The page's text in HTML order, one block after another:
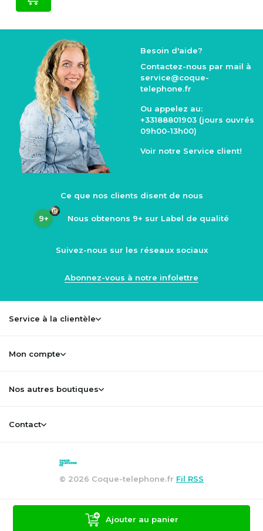
Ajouter au panier
Besoin d'aide?
Contactez-nous par mail à
service@coque-
telephone.fr
Ou appelez au:
+33188801903 (jours ouvrés
09h00-13h00)
Voir notre Service client!
Ce que nos clients disent de nous
9+ Nous obtenons 9+ sur Label de qualité
Suivez-nous sur les réseaux sociaux
Abonnez-vous à notre infolettre
Service à la clientèle
Mon compte
Nos autres boutiques
Contact
© 2026 Coque-telephone.fr Fil RSS